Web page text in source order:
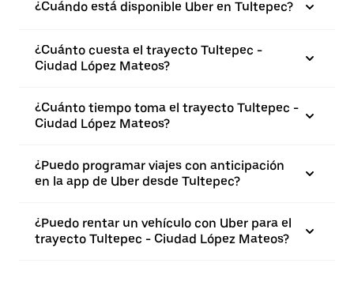
¿Cuándo está disponible Uber en Tultepec?
¿Cuánto cuesta el trayecto Tultepec -
Ciudad López Mateos?
¿Cuánto tiempo toma el trayecto Tultepec -
Ciudad López Mateos?
¿Puedo programar viajes con anticipación
en la app de Uber desde Tultepec?
¿Puedo rentar un vehículo con Uber para el
trayecto Tultepec - Ciudad López Mateos?